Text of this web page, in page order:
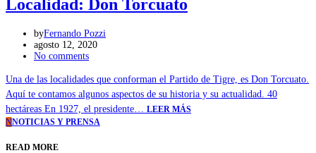
Localidad: Don Torcuato
byFernando Pozzi
agosto 12, 2020
No comments
Una de las localidades que conforman el Partido de Tigre, es Don Torcuato.
Aquí te contamos algunos aspectos de su historia y su actualidad. 40
hectáreas En 1927, el presidente… LEER MÁS
NNOTICIAS Y PRENSA
READ MORE